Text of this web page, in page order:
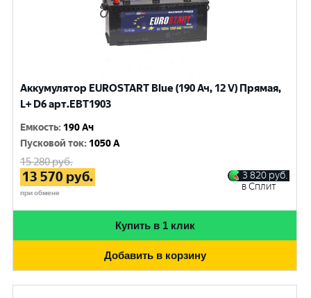
Аккумулятор EUROSTART Blue (190 Ач, 12 V) Прямая,
L+ D6 арт.EBT1903
Емкость: 190 Ач
Пусковой ток: 1050 A
15 280руб.
13 570 руб.
при обмене
3 820 руб.
в Сплит
Купить в 1 клик
Добавить в корзину